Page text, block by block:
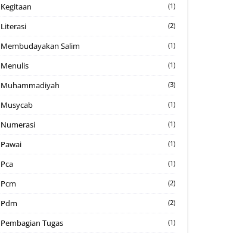
Kegitaan (1)
Literasi (2)
Membudayakan Salim (1)
Menulis (1)
Muhammadiyah (3)
Musycab (1)
Numerasi (1)
Pawai (1)
Pca (1)
Pcm (2)
Pdm (2)
Pembagian Tugas (1)